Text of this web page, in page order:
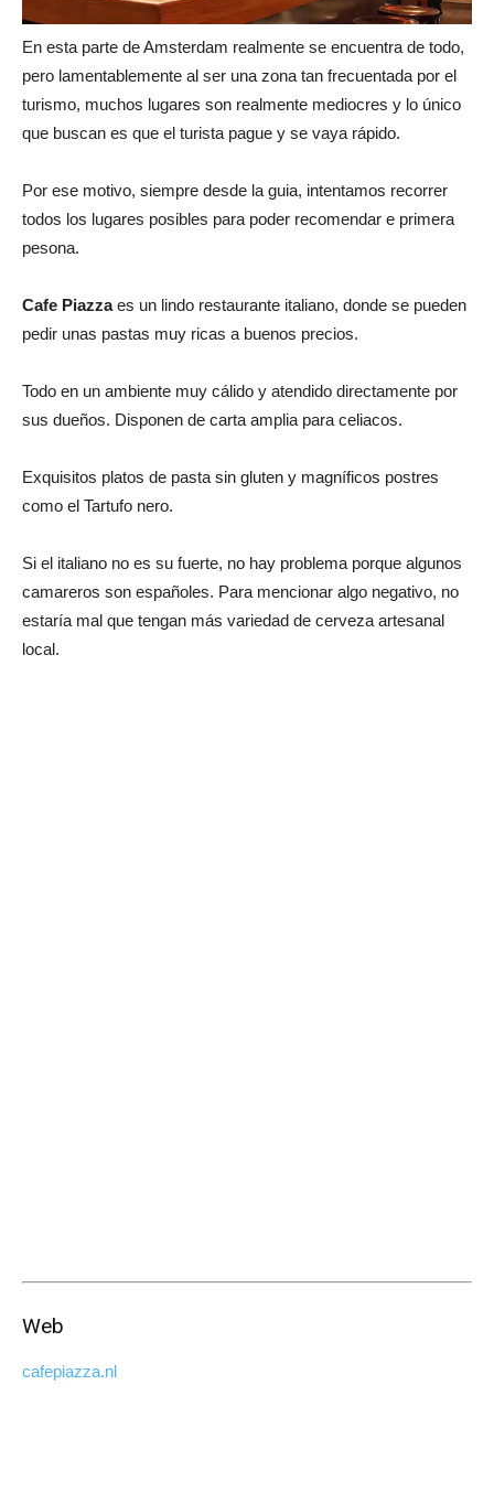
En esta parte de Amsterdam realmente se encuentra de todo,
pero lamentablemente al ser una zona tan frecuentada por el
turismo, muchos lugares son realmente mediocres y lo único
que buscan es que el turista pague y se vaya rápido.
Por ese motivo, siempre desde la guia, intentamos recorrer
todos los lugares posibles para poder recomendar e primera
pesona.
Cafe Piazzaes un lindo restaurante italiano, donde se pueden
pedir unas pastas muy ricas a buenos precios.
Todo en un ambiente muy cálido y atendido directamente por
sus dueños. Disponen de carta amplia para celiacos.
Exquisitos platos de pasta sin gluten y magníficos postres
como el Tartufo nero.
Si el italiano no es su fuerte, no hay problema porque algunos
camareros son españoles. Para mencionar algo negativo, no
estaría mal que tengan más variedad de cerveza artesanal
local.
Web
cafepiazza.nl